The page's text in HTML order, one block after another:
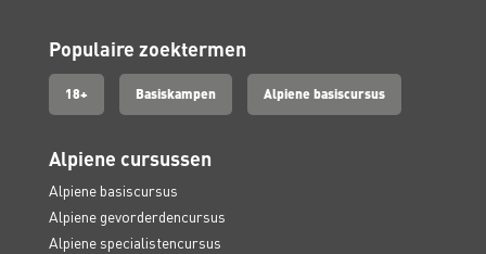
Populaire zoektermen
18+ Basiskampen Alpiene basiscursus
Alpiene cursussen
Alpiene basiscursus
Alpiene gevorderdencursus
Alpiene specialistencursus